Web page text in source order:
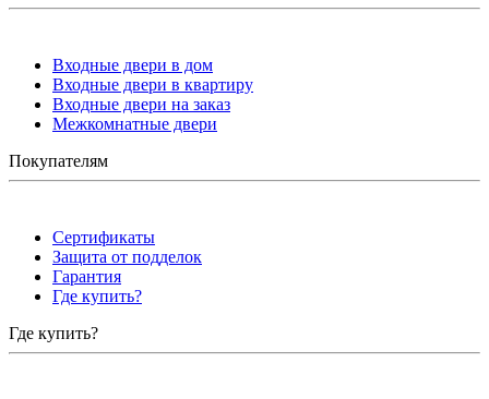
Входные двери в дом
Входные двери в квартиру
Входные двери на заказ
Межкомнатные двери
Покупателям
Сертификаты
Защита от подделок
Гарантия
Где купить?
Где купить?